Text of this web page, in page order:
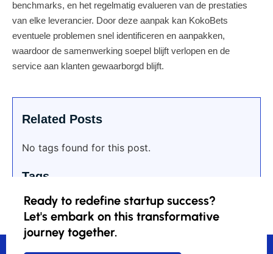
benchmarks, en het regelmatig evalueren van de prestaties
van elke leverancier. Door deze aanpak kan KokoBets
eventuele problemen snel identificeren en aanpakken,
waardoor de samenwerking soepel blijft verlopen en de
service aan klanten gewaarborgd blijft.
Related Posts
No tags found for this post.
Tags
Ready to redefine startup success?
Let's embark on this transformative
journey together.